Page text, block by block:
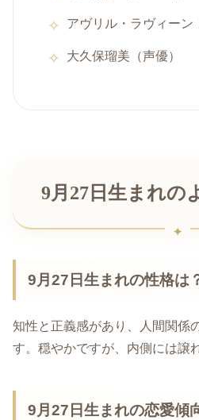
アヴリル・ラヴィーン
大久保瑠美（声優）
9月27日生まれの
9月27日生まれの性格は
知性と正義感があり、人間関係
す。穏やかですが、内側には譲
9月27日生まれの恋愛傾